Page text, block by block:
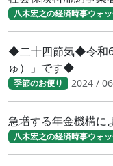
八木宏之の経済時事ウォ
◆二十四節気◆令和6
ゅ）」です◆
季節のお便り 2024 /
急増する年金機構に
八木宏之の経済時事ウォ